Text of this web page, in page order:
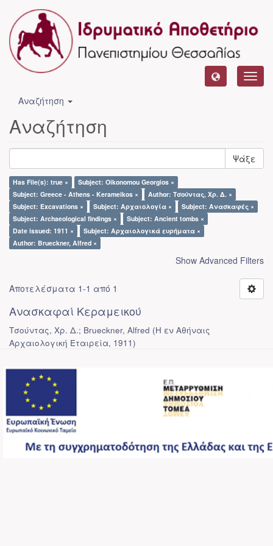
Αναζήτηση
Αναζήτηση
Ψάξε
Has File(s): true ×
Subject: Oikonomou Georgios ×
Subject: Greece - Athens - Kerameikos ×
Author: Τσούντας, Χρ. Δ. ×
Subject: Excavations ×
Subject: Αρχαιολογία ×
Subject: Ανασκαφές ×
Subject: Archaeological findings ×
Subject: Ancient tombs ×
Date issued: 1911 ×
Subject: Αρχαιολογικά ευρήματα ×
Author: Brueckner, Alfred ×
Show Advanced Filters
Αποτελέσματα 1-1 από 1
Ανασκαφαί Κεραμεικού
Τσούντας, Χρ. Δ.; Brueckner, Alfred (Η εν Αθήναις
Αρχαιολογική Εταιρεία, 1911)